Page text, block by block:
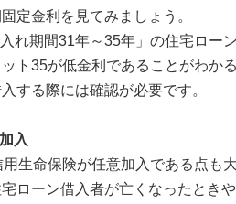
定金利を見てみましょう。
れ期間31年～35年」の住宅ロー
ト35が低金利であることがわか
する際には確認が必要です。
入
生命保険が任意加入である点も
ローン借入者が亡くなったとき